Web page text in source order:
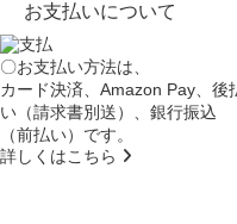
お支払いについて
〇お支払い方法は、
カード決済、Amazon Pay、後
い（請求書別送）、銀行振込
（前払い）です。
詳しくはこちら